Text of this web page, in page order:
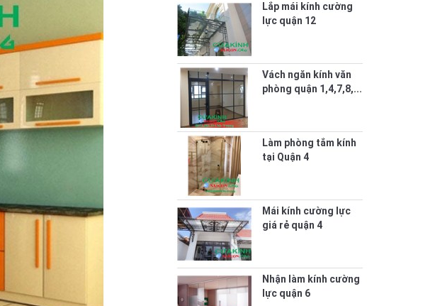
Lắp mái kính cường
lực quận 12
Vách ngăn kính văn
phòng quận 1,4,7,8,...
Làm phòng tắm kính
tại Quận 4
Mái kính cường lực
giá rẻ quận 4
Nhận làm kính cường
lực quận 6